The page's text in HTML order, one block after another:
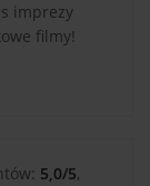
imprezy
filmy!
5,0/5,